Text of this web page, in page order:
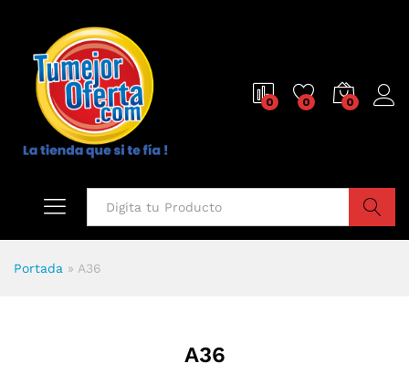
0 0 0
Portada » A36
A36